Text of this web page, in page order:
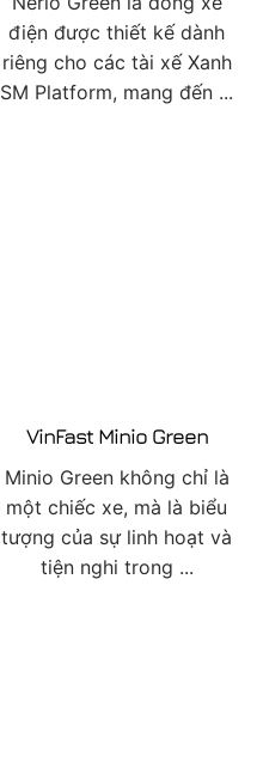
điện được thiết kế dành
riêng cho các tài xế Xanh
SM Platform, mang đến ...
VinFast Minio Green
Minio Green không chỉ là
một chiếc xe, mà là biểu
tượng của sự linh hoạt và
tiện nghi trong ...